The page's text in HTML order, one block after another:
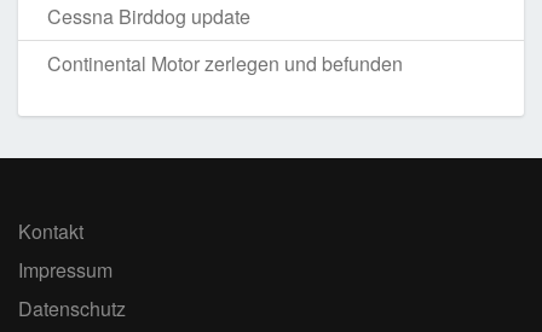
Cessna Birddog update
Continental Motor zerlegen und befunden
Kontakt
Impressum
Datenschutz